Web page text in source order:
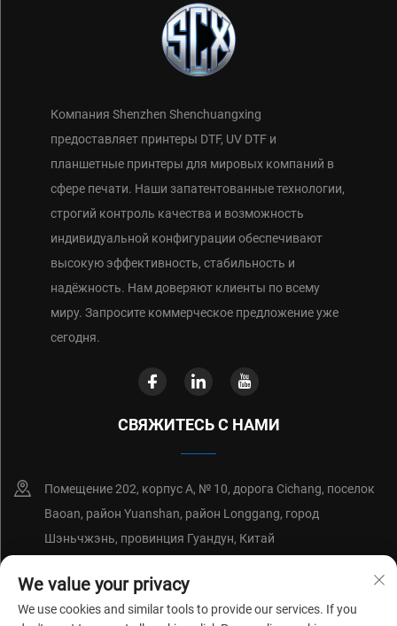
Компания Shenzhen Shenchuangxing
предоставляет принтеры DTF, UV DTF и
планшетные принтеры для мировых компаний в
сфере печати. Наши запатентованные технологии,
строгий контроль качества и возможность
индивидуальной конфигурации обеспечивают
высокую эффективность, стабильность и
надёжность. Нам доверяют клиенты по всему
миру. Запросите коммерческое предложение уже
сегодня.
СВЯЖИТЕСЬ С НАМИ
Помещение 202, корпус А, № 10, дорога Cichang, поселок
Baoan, район Yuanshan, район Longgang, город
Шэньчжэнь, провинция Гуандун, Китай
+86-18214652676
[email protected]
We value your privacy
We use cookies and similar tools to provide our services. If you